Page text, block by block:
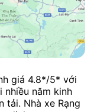
giá 4.8*/5* với
nhiều năm kinh
tải. Nhà xe Rạng